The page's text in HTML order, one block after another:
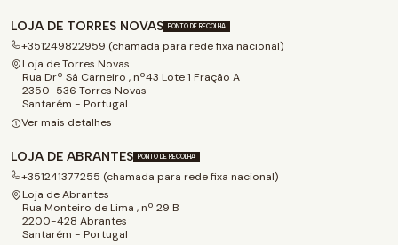
LOJA DE TORRES NOVAS PONTO DE RECOLHA
+351249822959 (chamada para rede fixa nacional)
Loja de Torres Novas
Rua Drº Sá Carneiro , nº43 Lote 1 Fração A
2350-536 Torres Novas
Santarém - Portugal
Ver mais detalhes
LOJA DE ABRANTES PONTO DE RECOLHA
+351241377255 (chamada para rede fixa nacional)
Loja de Abrantes
Rua Monteiro de Lima , nº 29 B
2200-428 Abrantes
Santarém - Portugal